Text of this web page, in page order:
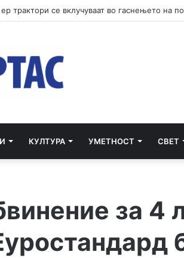
КУЛТУРА УМЕТНОСТ СВЕТ
за 4